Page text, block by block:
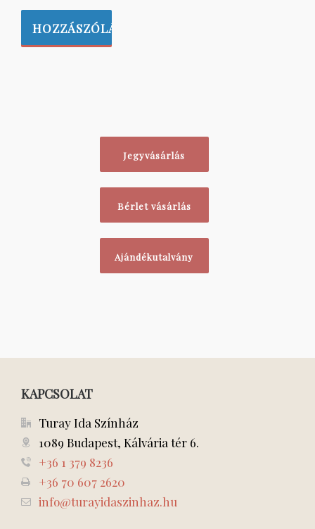
Jegyvásárlás
Bérlet vásárlás
Ajándékutalvány
KAPCSOLAT
Turay Ida Színház
1089 Budapest, Kálvária tér 6.
+36 1 379 8236
+36 70 607 2620
info@turayidaszinhaz.hu